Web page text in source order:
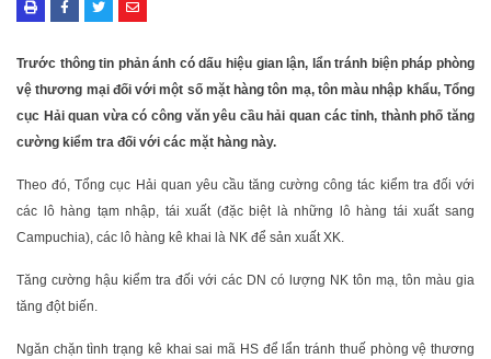
Trước thông tin phản ánh có dấu hiệu gian lận, lẩn tránh biện pháp phòng
vệ thương mại đối với một số mặt hàng tôn mạ, tôn màu nhập khẩu, Tổng
cục Hải quan vừa có công văn yêu cầu hải quan các tỉnh, thành phố tăng
cường kiểm tra đối với các mặt hàng này.
Theo đó, Tổng cục Hải quan yêu cầu tăng cường công tác kiểm tra đối với
các lô hàng tạm nhập, tái xuất (đặc biệt là những lô hàng tái xuất sang
Campuchia), các lô hàng kê khai là NK để sản xuất XK.
Tăng cường hậu kiểm tra đối với các DN có lượng NK tôn mạ, tôn màu gia
tăng đột biến.
Ngăn chặn tình trạng kê khai sai mã HS để lẩn tránh thuế phòng vệ thương